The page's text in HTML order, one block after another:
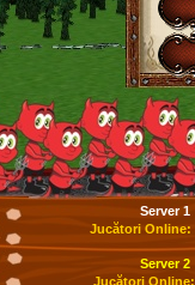
Server 1
Jucători Online:
Server 2
Jucători Online: